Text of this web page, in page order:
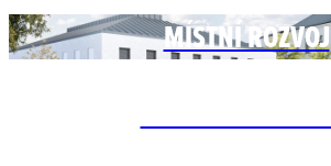
MÍSTNÍ ROZVOJ